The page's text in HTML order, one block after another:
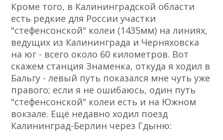
Кроме того, в Калининградской области
есть редкие для России участки
"стефенсонской" колеи (1435мм) на линиях,
ведущих из Калининграда и Черняховска
на юг - всего около 60 километров. Вот
скажем станция Знаменка, откуда я ходил в
Бальгу - левый путь показался мне чуть уже
правого; если я не ошибаюсь, один путь
"стефенсонской" колеи есть и на Южном
вокзале. Ещё недавно ходил поезд
Калининград-Берлин через Гдыню: